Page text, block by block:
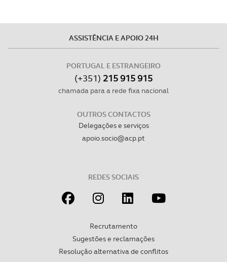
ASSISTÊNCIA E APOIO 24H
PORTUGAL E ESTRANGEIRO
(+351) 215 915 915
chamada para a rede fixa nacional
OUTROS CONTACTOS
Delegações e serviços
apoio.socio@acp.pt
REDES SOCIAIS
Recrutamento
Sugestões e reclamações
Resolução alternativa de conflitos